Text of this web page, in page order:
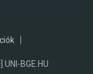
BGE.HU